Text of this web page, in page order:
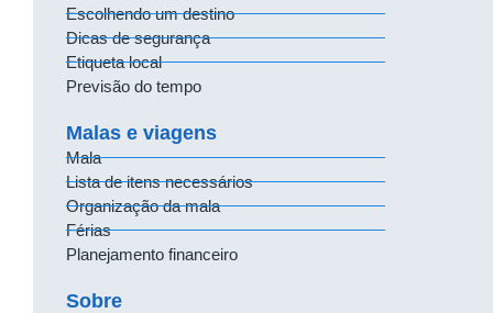
Escolhendo um destino
Dicas de segurança
Etiqueta local
Previsão do tempo
Malas e viagens
Mala
Lista de itens necessários
Organização da mala
Férias
Planejamento financeiro
Sobre